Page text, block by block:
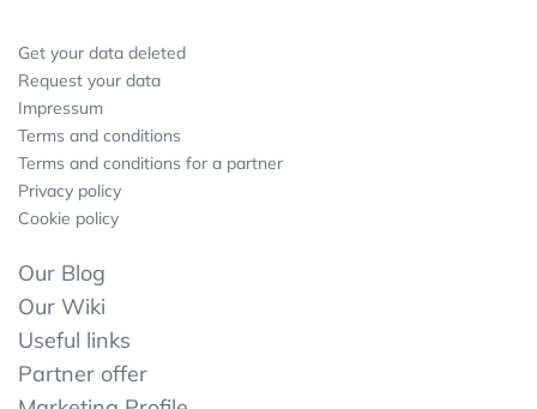
Get your data deleted
Request your data
Impressum
Terms and conditions
Terms and conditions for a partner
Privacy policy
Cookie policy
Our Blog
Our Wiki
Useful links
Partner offer